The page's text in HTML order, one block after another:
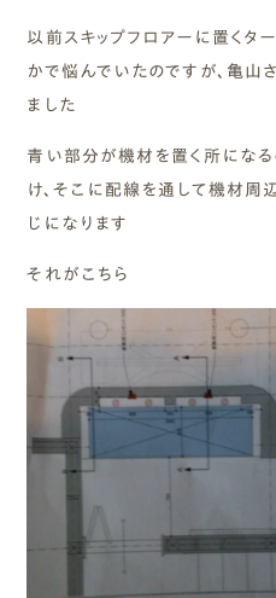
以前スキップフロアーに置くタ
かで悩んでいたのですが、亀山
ました
青い部分が機材を置く所にな
け、そこに配線を通して機材周
じになります
それがこちら